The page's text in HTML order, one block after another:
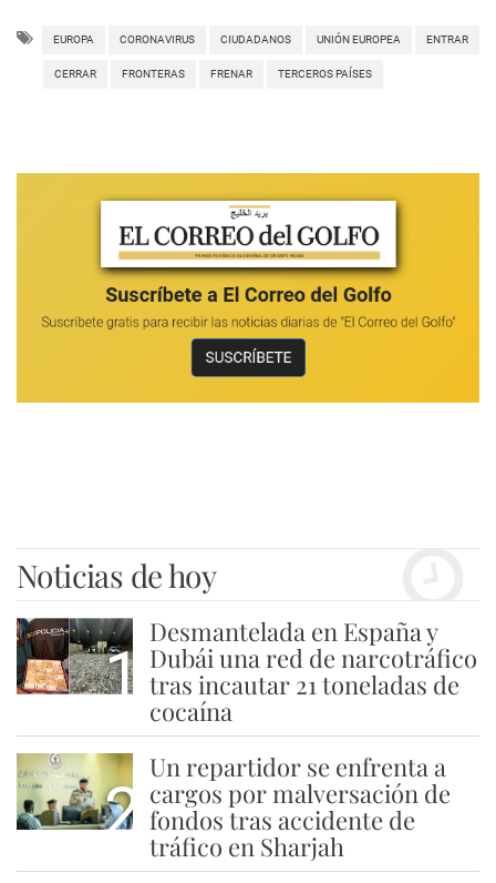
EUROPA CORONAVIRUS CIUDADANOS UNIÓN EUROPEA ENTRAR
CERRAR FRONTERAS FRENAR TERCEROS PAÍSES
Noticias de hoy
1
Desmantelada en España y
Dubái una red de narcotráfico
tras incautar 21 toneladas de
cocaína
2
Un repartidor se enfrenta a
cargos por malversación de
fondos tras accidente de
tráfico en Sharjah